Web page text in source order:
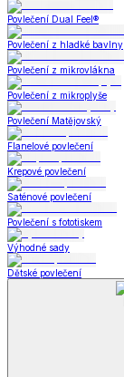
Povlečení Dual Feel®
Povlečení z hladké bavlny
Povlečení z mikrovlákna
Povlečení z mikroplyše
Povlečení Matějovský
Flanelové povlečení
Krepové povlečení
Saténové povlečení
Povlečení s fototiskem
Výhodné sady
Dětské povlečení